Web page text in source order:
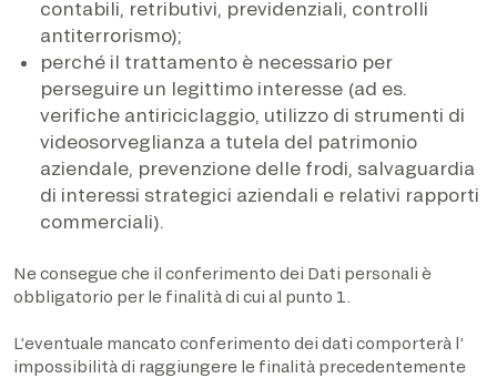
contabili, retributivi, previdenziali, controlli
antiterrorismo);
perché il trattamento è necessario per
perseguire un legittimo interesse (ad es.
verifiche antiriciclaggio, utilizzo di strumenti di
videosorveglianza a tutela del patrimonio
aziendale, prevenzione delle frodi, salvaguardia
di interessi strategici aziendali e relativi rapporti
commerciali).
Ne consegue che il conferimento dei Dati personali è
obbligatorio per le finalità di cui al punto 1.
L’eventuale mancato conferimento dei dati comporterà l’
impossibilità di raggiungere le finalità precedentemente